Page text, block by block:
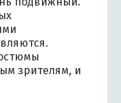
зрителям, и